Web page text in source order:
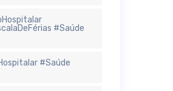
#Saúde
#Saúde